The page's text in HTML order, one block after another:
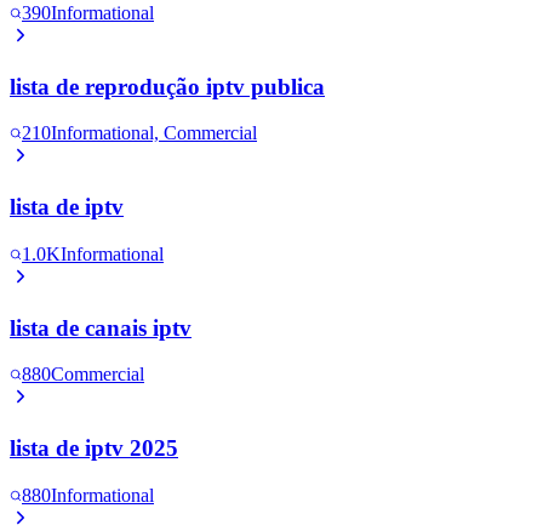
390Informational
lista de reprodução iptv publica
210Informational, Commercial
lista de iptv
1.0KInformational
lista de canais iptv
880Commercial
lista de iptv 2025
880Informational